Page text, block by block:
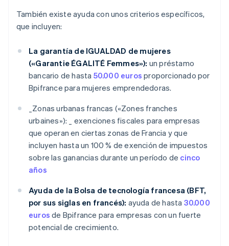
También existe ayuda con unos criterios específicos,
que incluyen:
La garantía de IGUALDAD de mujeres
(«Garantie ÉGALITÉ Femmes»): un préstamo
bancario de hasta 50.000 euros proporcionado por
Bpifrance para mujeres emprendedoras.
Zonas urbanas francas («Zones franches
urbaines»): _
exenciones fiscales para empresas
que operan en ciertas zonas de Francia y que
incluyen hasta un 100 % de exención de impuestos
sobre las ganancias durante un período de cinco
años
Ayuda de la Bolsa de tecnología francesa (BFT,
por sus siglas en francés): ayuda de hasta 30.000
euros de Bpifrance para empresas con un fuerte
potencial de crecimiento.